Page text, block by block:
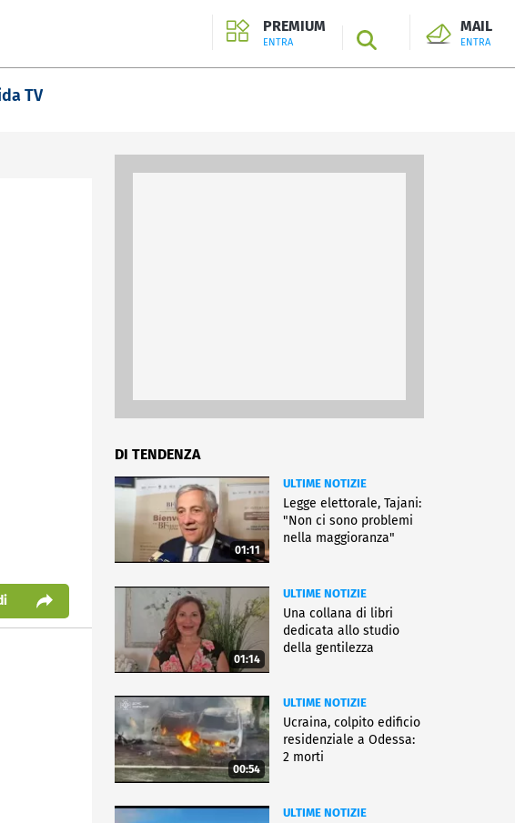
PREMIUM
ENTRA SEARCH
MAIL
ENTRA
TV
DI TENDENZA
01:11
ULTIME NOTIZIE
Legge elettorale, Tajani:
"Non ci sono problemi
nella maggioranza"
01:14
ULTIME NOTIZIE
Una collana di libri
dedicata allo studio
della gentilezza
00:54
ULTIME NOTIZIE
Ucraina, colpito edificio
residenziale a Odessa:
2 morti
ULTIME NOTIZIE